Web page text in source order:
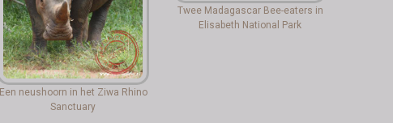
Een neushoorn in het Ziwa Rhino
Sanctuary
Twee Madagascar Bee-eaters in
Elisabeth National Park